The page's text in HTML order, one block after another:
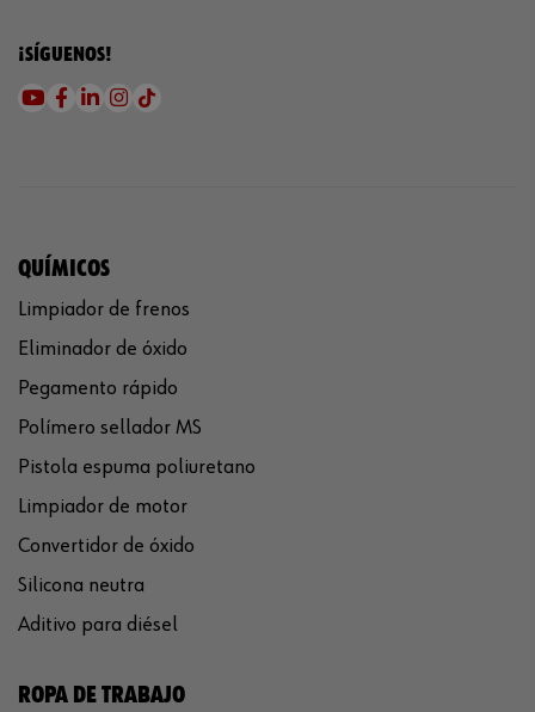
¡SÍGUENOS!
QUÍMICOS
Limpiador de frenos
Eliminador de óxido
Pegamento rápido
Polímero sellador MS
Pistola espuma poliuretano
Limpiador de motor
Convertidor de óxido
Silicona neutra
Aditivo para diésel
ROPA DE TRABAJO